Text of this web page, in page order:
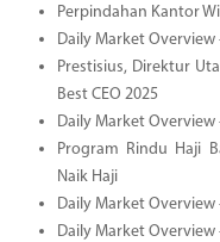
Perpindahan Kantor
Daily Market Overview
Prestisius, Direktur
Best CEO 2025
Daily Market Overview
Program Rindu Haji
Naik Haji
Daily Market Overview
Daily Market Overview